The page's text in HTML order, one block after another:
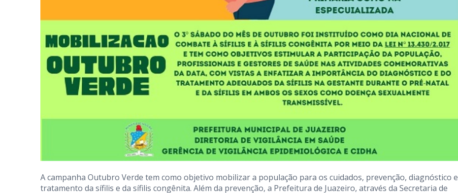
A campanha Outubro Verde tem como objetivo mobilizar a população para os cuidados, prevenção, diagnóstico e
tratamento da sífilis e da sífilis congênita. Além da prevenção, a Prefeitura de Juazeiro, através da Secretaria de